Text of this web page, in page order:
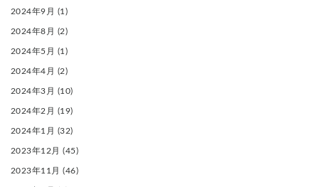
2024年9月 (1)
2024年8月 (2)
2024年5月 (1)
2024年4月 (2)
2024年3月 (10)
2024年2月 (19)
2024年1月 (32)
2023年12月 (45)
2023年11月 (46)